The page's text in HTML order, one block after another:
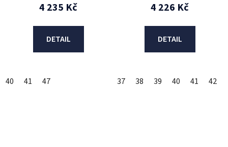
4 235 Kč
DETAIL
40 41 47
4 226 Kč
DETAIL
37 38 39 40 41 42